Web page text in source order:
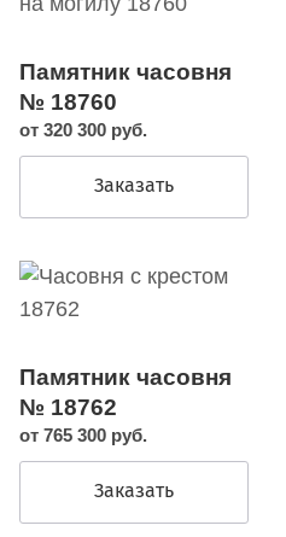
Памятник часовня
№ 18760
от 320 300 руб.
Заказать
Памятник часовня
№ 18762
от 765 300 руб.
Заказать